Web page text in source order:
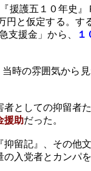
『援護五１０年史
と仮定する。す
支援金」から、 １
当時の雰囲気から
としての抑留者
援助だった。
記』、その他
入党者とカンパ